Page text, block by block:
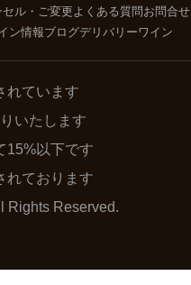
ル・ご変更よくある質問 お問合せ
ン情報ブログデリバリーワイン
れています
いたします
15%以下です
れております
Rights Reserved.